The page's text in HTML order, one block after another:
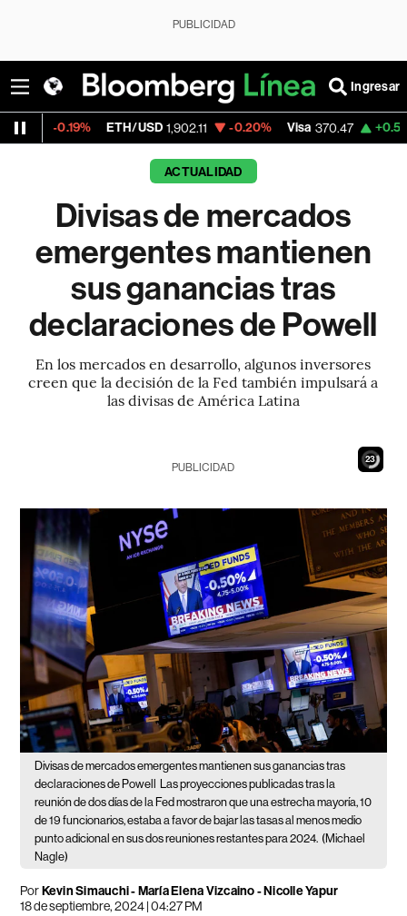
PUBLICIDAD
Ingresar
ETH/USD 1,902.11 -0.20% Visa 370.47 +0.52%
ACTUALIDAD
Divisas de mercados
emergentes mantienen
sus ganancias tras
declaraciones de Powell
En los mercados en desarrollo, algunos inversores
creen que la decisión de la Fed también impulsará a
las divisas de América Latina
21
PUBLICIDAD
Divisas de mercados emergentes mantienen sus ganancias tras
declaraciones de Powell
Las proyecciones publicadas tras la
reunión de dos días de la Fed mostraron que una estrecha mayoría, 10
de 19 funcionarios, estaba a favor de bajar las tasas al menos medio
punto adicional en sus dos reuniones restantes para 2024. (Michael
Nagle)
PorKevin Simauchi - María Elena Vizcaino - Nicolle Yapur
18 de septiembre, 2024 | 04:27 PM